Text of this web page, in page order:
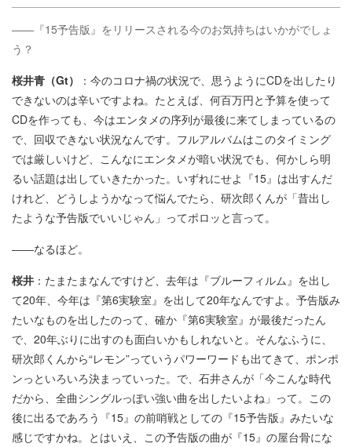
――『15予告版』をリリースされる今のお気持ちはいかがでしょ
う？
桜井青（Gt）
：今のコロナ禍の状況で、思うようにCDを出したり
できないのは辛いですよね。たとえば、何百万円と予算を使って
CDを作っても、今はエンタメの序列が最後に来てしまっているの
で、回収できない状況なんです。フルアルバムはこのタイミング
では厳しいけど、こんなにエンタメが暗い状況でも、何かしら明
るい話題は出していきたかった。いずれにせよ『15』は出すんだ
けれど、どうしようかなって悩んでたら、研次郎くんが「昔出し
たような予告版でいいじゃん」ってポロッと言って。
――なるほど。
桜井 ：たまたまなんですけど、去年は『ブルーフィルム』を出し
て20年、今年は『第6実験室』を出して20年なんですよ。予告版み
たいなものを出したのって、確か『第6実験室』が最後だったん
で、20年ぶりに出すのも面白いかもしれないと。そんなふうに、
研次郎くんから“レモン”っていうパワーワードも出てきて、ポンポ
ンっといろいろ決まっていった。で、石井さんが「今こんな時代
だから、全曲シングルっぽい強い曲を出したいよね」って。この
後に出るであろう『15』の前哨戦としての『15予告版』みたいな
感じですかね。とはいえ、この予告版の曲が『15』の屋台骨にな